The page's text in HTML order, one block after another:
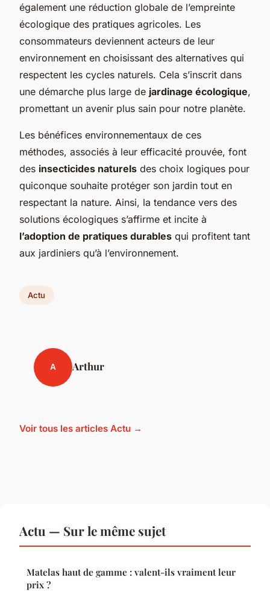
également une réduction globale de l’empreinte
écologique des pratiques agricoles. Les
consommateurs deviennent acteurs de leur
environnement en choisissant des alternatives qui
respectent les cycles naturels. Cela s’inscrit dans
une démarche plus large de jardinage écologique,
promettant un avenir plus sain pour notre planète.
Les bénéfices environnementaux de ces
méthodes, associés à leur efficacité prouvée, font
des insecticides naturels des choix logiques pour
quiconque souhaite protéger son jardin tout en
respectant la nature. Ainsi, la tendance vers des
solutions écologiques s’affirme et incite à
l’adoption de pratiques durables qui profitent tant
aux jardiniers qu’à l’environnement.
Actu
A Arthur
Voir tous les articles Actu →
Actu — Sur le même sujet
Matelas haut de gamme : valent-ils vraiment leur
prix ?